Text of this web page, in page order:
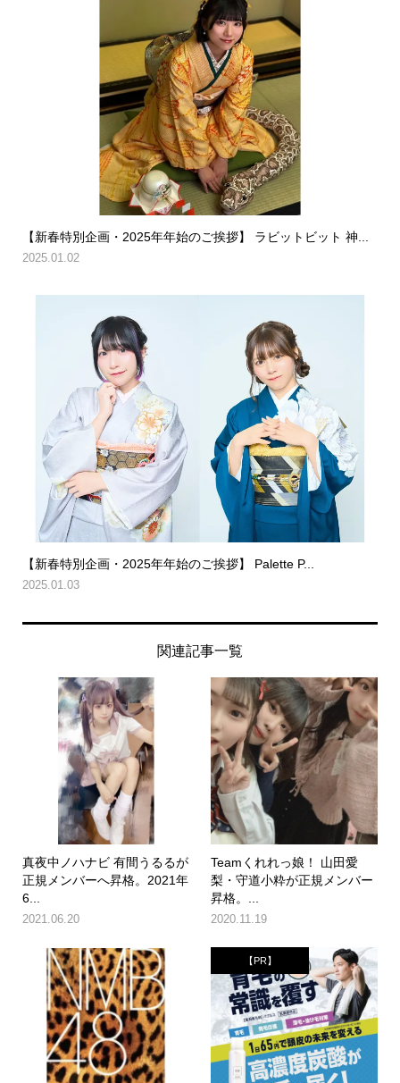
【新春特別企画・2025年年始のご挨拶】 ラビットビット 神...
2025.01.02
【新春特別企画・2025年年始のご挨拶】 Palette P...
2025.01.03
関連記事一覧
真夜中ノハナビ 有間うるるが
正規メンバーへ昇格。2021年
6...
2021.06.20
Teamくれれっ娘！ 山田愛
梨・守道小粋が正規メンバー
昇格。...
2020.11.19
【PR】